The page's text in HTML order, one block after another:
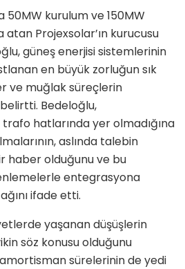
50MW kurulum ve 150MW
Projexsolar’ın kurucusu
güneş enerjisi sistemlerinin
en büyük zorluğun sık
ve muğlak süreçlerin
Bedeloğlu,
hatlarında yer olmadığına
aslında talebin
haber olduğunu ve bu
entegrasyona
ifade etti.
yaşanan düşüşlerin
söz konusu olduğunu
sürelerinin de yedi